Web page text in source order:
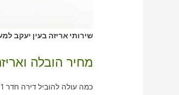
שירותי אריזה בעין יעקב
מחיר הובלה
כמה עולה להוביל דירה חדר 1 בעין יעקב עם חברת הובלה כולל אריזה?